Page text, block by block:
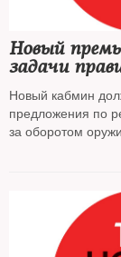
Новый
задачи
Новый кабмин
предложения по
за оборотом